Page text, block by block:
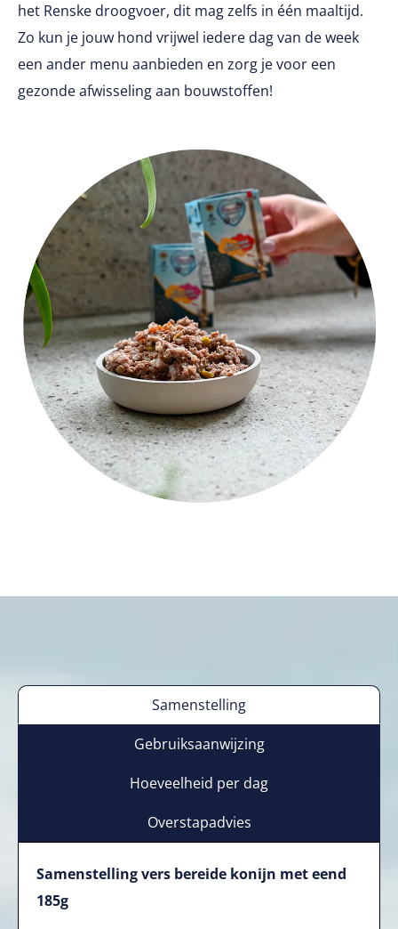
het Renske droogvoer, dit mag zelfs in één maaltijd.
Zo kun je jouw hond vrijwel iedere dag van de week
een ander menu aanbieden en zorg je voor een
gezonde afwisseling aan bouwstoffen!
Samenstelling
Gebruiksaanwijzing
Hoeveelheid per dag
Overstapadvies
Samenstelling vers bereide konijn met eend
185g